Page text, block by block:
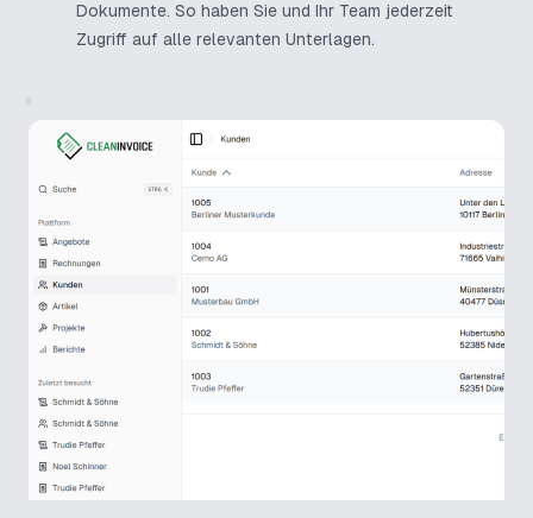
Dokumente. So haben Sie und Ihr Team jederzeit
Zugriff auf alle relevanten Unterlagen.